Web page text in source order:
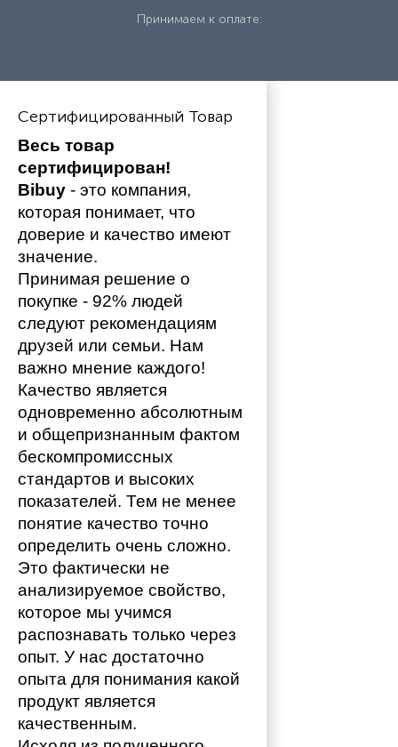
Принимаем к оплате:
Сертифицированный Товар
Весь товар
сертифицирован!
Bibuy - это компания,
которая понимает, что
доверие и качество имеют
значение.
Принимая решение о
покупке - 92% людей
следуют рекомендациям
друзей или семьи. Нам
важно мнение каждого!
Качество является
одновременно абсолютным
и общепризнанным фактом
бескомпромиссных
стандартов и высоких
показателей. Тем не менее
понятие качество точно
определить очень сложно.
Это фактически не
анализируемое свойство,
которое мы учимся
распознавать только через
опыт. У нас достаточно
опыта для понимания какой
продукт является
качественным.